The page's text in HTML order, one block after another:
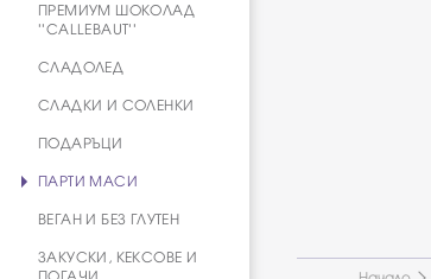
ПРЕМИУМ ШОКОЛАД
''CALLEBAUT''
СЛАДОЛЕД
СЛАДКИ И СОЛЕНКИ
ПОДАРЪЦИ
ПАРТИ МАСИ
ВЕГАН И БЕЗ ГЛУТЕН
ЗАКУСКИ, КЕКСОВЕ И